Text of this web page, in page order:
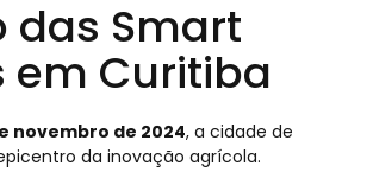
das Smart
em Curitiba
novembro de 2024, a cidade de
da inovação agrícola.